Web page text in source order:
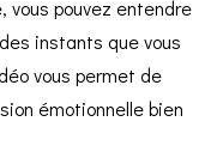
vous pouvez entendre
instants que vous
vous permet de
émotionnelle bien